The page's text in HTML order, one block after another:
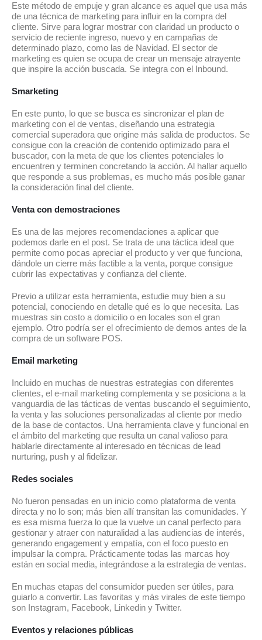
Este método de empuje y gran alcance es aquel que usa más
de una técnica de marketing para influir en la compra del
cliente. Sirve para lograr mostrar con claridad un producto o
servicio de reciente ingreso, nuevo y en campañas de
determinado plazo, como las de Navidad. El sector de
marketing es quien se ocupa de crear un mensaje atrayente
que inspire la acción buscada. Se integra con el Inbound.
Smarketing
En este punto, lo que se busca es sincronizar el plan de
marketing con el de ventas, diseñando una estrategia
comercial superadora que origine más salida de productos. Se
consigue con la creación de contenido optimizado para el
buscador, con la meta de que los clientes potenciales lo
encuentren y terminen concretando la acción. Al hallar aquello
que responde a sus problemas, es mucho más posible ganar
la consideración final del cliente.
Venta con demostraciones
Es una de las mejores recomendaciones a aplicar que
podemos darle en el post. Se trata de una táctica ideal que
permite como pocas apreciar el producto y ver que funciona,
dándole un cierre más factible a la venta, porque consigue
cubrir las expectativas y confianza del cliente.
Previo a utilizar esta herramienta, estudie muy bien a su
potencial, conociendo en detalle qué es lo que necesita. Las
muestras sin costo a domicilio o en locales son el gran
ejemplo. Otro podría ser el ofrecimiento de demos antes de la
compra de un software POS.
Email marketing
Incluido en muchas de nuestras estrategias con diferentes
clientes, el e-mail marketing complementa y se posiciona a la
vanguardia de las tácticas de ventas buscando el seguimiento,
la venta y las soluciones personalizadas al cliente por medio
de la base de contactos. Una herramienta clave y funcional en
el ámbito del marketing que resulta un canal valioso para
hablarle directamente al interesado en técnicas de lead
nurturing, push y al fidelizar.
Redes sociales
No fueron pensadas en un inicio como plataforma de venta
directa y no lo son; más bien allí transitan las comunidades. Y
es esa misma fuerza lo que la vuelve un canal perfecto para
gestionar y atraer con naturalidad a las audiencias de interés,
generando engagement y empatía, con el foco puesto en
impulsar la compra. Prácticamente todas las marcas hoy
están en social media, integrándose a la estrategia de ventas.
En muchas etapas del consumidor pueden ser útiles, para
guiarlo a convertir. Las favoritas y más virales de este tiempo
son Instagram, Facebook, Linkedin y Twitter.
Eventos y relaciones públicas